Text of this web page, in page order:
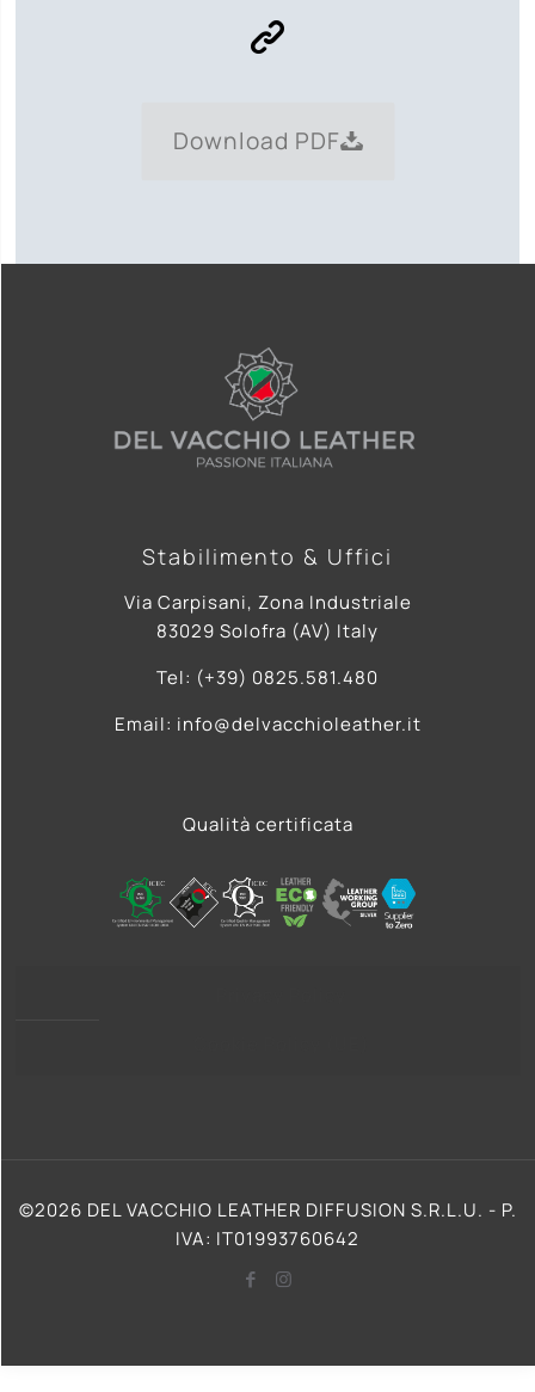
Download PDF
Stabilimento & Uffici
Via Carpisani, Zona Industriale
83029 Solofra (AV) Italy
Tel: (+39) 0825.581.480
Email: info@delvacchioleather.it
Qualità certificata
©2026 DEL VACCHIO LEATHER DIFFUSION S.R.L.U. - P.
IVA: IT01993760642